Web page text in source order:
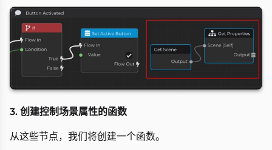
3. 创建控制场景属性的函数
从这些节点，我们将创建一个函数。